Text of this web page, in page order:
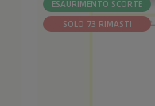
ESAURIMENTO SCORTE
SOLO 73 RIMASTI